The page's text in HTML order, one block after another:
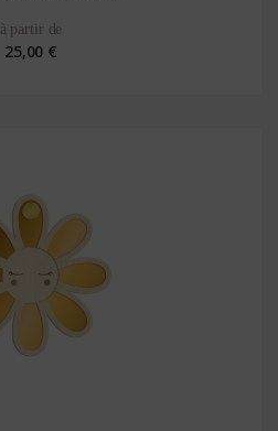
à partir de
25,00 €